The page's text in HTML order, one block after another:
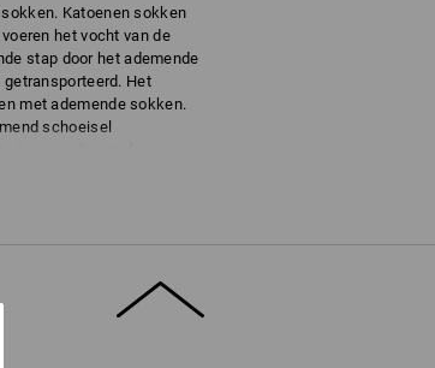
Katoenen sokken
het vocht van de
stap door het ademende
Het
met ademende sokken.
schoeisel